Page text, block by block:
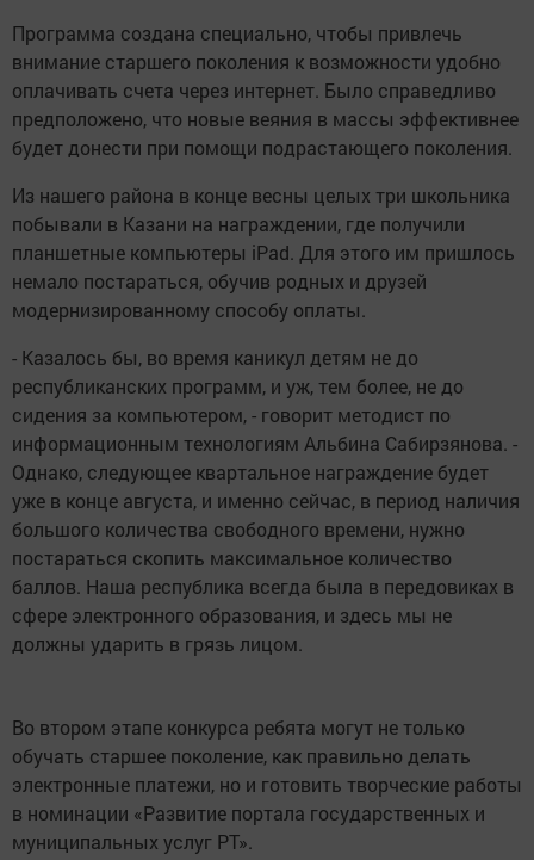
Программа создана специально, чтобы привлечь
внимание старшего поколения к возможности удобно
оплачивать счета через интернет. Было справедливо
предположено, что новые веяния в массы эффективнее
будет донести при помощи подрастающего поколения.
Из нашего района в конце весны целых три школьника
побывали в Казани на награждении, где получили
планшетные компьютеры iPad. Для этого им пришлось
немало постараться, обучив родных и друзей
модернизированному способу оплаты.
- Казалось бы, во время каникул детям не до
республиканских программ, и уж, тем более, не до
сидения за компьютером, - говорит методист по
информационным технологиям Альбина Сабирзянова. -
Однако, следующее квартальное награждение будет
уже в конце августа, и именно сейчас, в период наличия
большого количества свободного времени, нужно
постараться скопить максимальное количество
баллов. Наша республика всегда была в передовиках в
сфере электронного образования, и здесь мы не
должны ударить в грязь лицом.
Во втором этапе конкурса ребята могут не только
обучать старшее поколение, как правильно делать
электронные платежи, но и готовить творческие работы
в номинации «Развитие портала государственных и
муниципальных услуг РТ».